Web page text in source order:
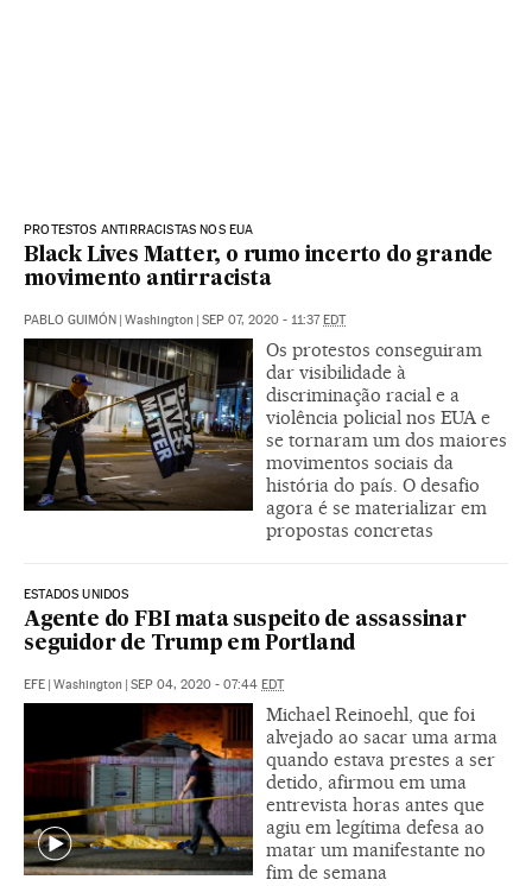
PROTESTOS ANTIRRACISTAS NOS EUA
Black Lives Matter, o rumo incerto do grande
movimento antirracista
PABLO GUIMÓN Washington SEP 07, 2020 - 11:37 EDT
Os protestos conseguiram
dar visibilidade à
discriminação racial e a
violência policial nos EUA e
se tornaram um dos maiores
movimentos sociais da
história do país. O desafio
agora é se materializar em
propostas concretas
ESTADOS UNIDOS
Agente do FBI mata suspeito de assassinar
seguidor de Trump em Portland
EFE Washington SEP 04, 2020 - 07:44 EDT
Michael Reinoehl, que foi
alvejado ao sacar uma arma
quando estava prestes a ser
detido, afirmou em uma
entrevista horas antes que
agiu em legítima defesa ao
matar um manifestante no
fim de semana